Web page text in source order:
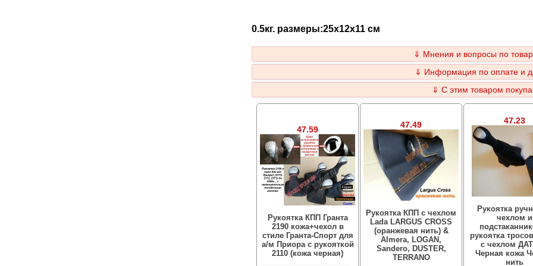
0.5кг. размеры:25x12x11 см
⇓ Мнения и вопросы по
⇓ Информация по оплате и
⇓ С этим товаром
47.59
Рукоятка КПП Гранта
2190 кожа+чехол в
стиле Гранта-Спорт для
а/м Приора с рукояткой
2110 (кожа черная)
47.49
Рукоятка КПП с чехлом
Lada LARGUS CROSS
(оранжевая нить) &
Almera, LOGAN,
Sandero, DUSTER,
TERRANO
47.23
Рукоятка
чехлом и
рукоятка
с чехлом
Черная кожа
нить